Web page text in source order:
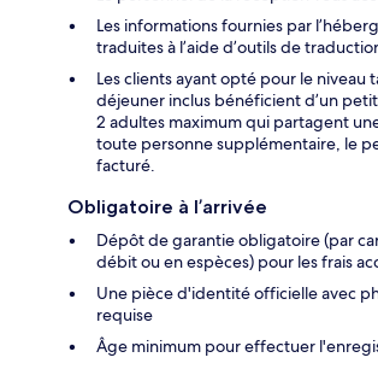
Les informations fournies par
traduites à l’aide d’outils de
Les clients ayant opté pour le niveau
déjeuner inclus bénéficient d’un
2 adultes maximum qui partagent
toute personne supplémentaire, le
facturé.
Obligatoire à l’arrivée
Dépôt de garantie obligatoire (par
débit ou en espèces) pour les frais
Une pièce d'identité officielle avec
requise
Âge minimum pour effectuer